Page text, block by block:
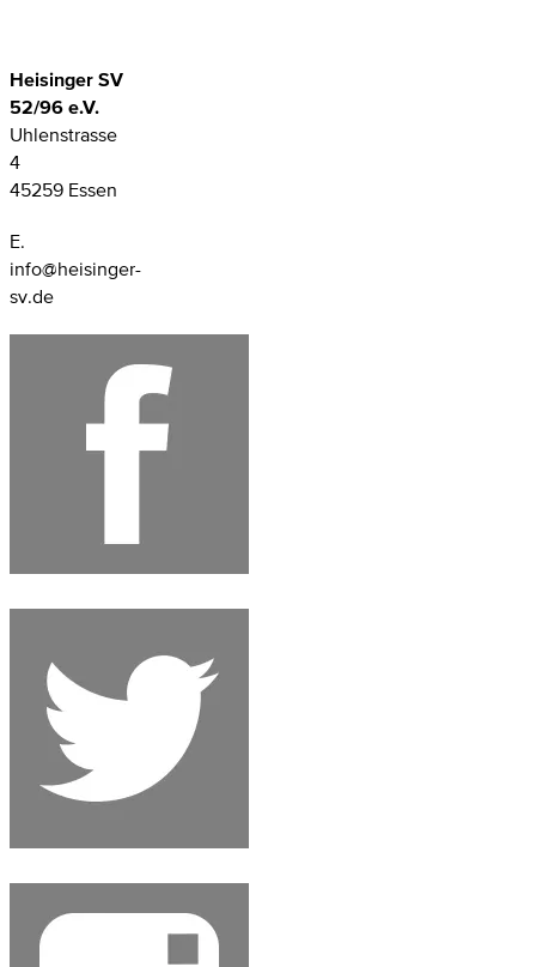
Heisinger SV
52/96 e.V.
Uhlenstrasse
4
45259 Essen
E.
info@heisinger-
sv.de